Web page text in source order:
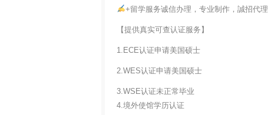
+留学服务诚信办理，专业制作，誠招代理
【提供真实可查认证服务】
1.ECE认证申请美国硕士
2.WES认证申请美国硕士
3.WSE认证未正常毕业
4.境外使馆学历认证